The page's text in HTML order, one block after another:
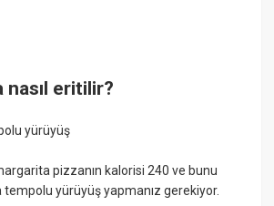
nasıl eritilir?
yürüyüş
pizzanın kalorisi 240 ve bunu
yürüyüş yapmanız gerekiyor.